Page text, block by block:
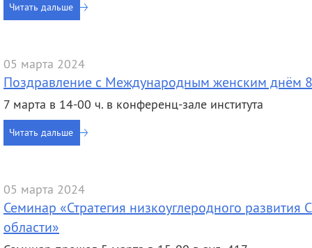
Читать дальше
05 марта 2024
Поздравление с Международным женским днём
7 марта в 14-00 ч. в конференц-зале института
Читать дальше
05 марта 2024
Семинар «Стратегия низкоуглеродного
области»